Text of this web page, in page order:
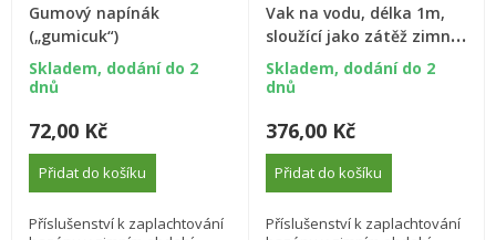
Gumový napínák
(„gumicuk“)
Skladem, dodání do 2
dnů
72,00 Kč
Přidat do košíku
Příslušenství k zaplachtování
Vak na vodu, délka 1m,
sloužící jako zátěž zimní
krycí plachty
Skladem, dodání do 2
dnů
376,00 Kč
Přidat do košíku
Příslušenství k zaplachtování